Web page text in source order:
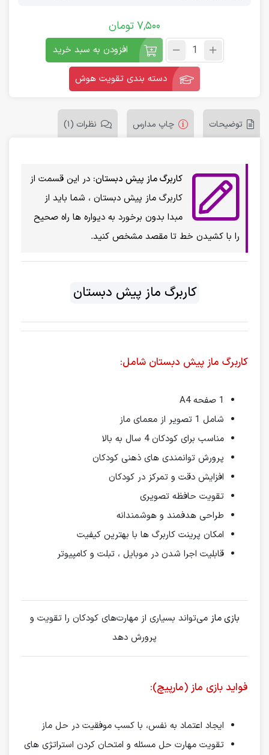
7,500تومان
افزودن به سبد خرید
دسته بندی تقویت هوش
توضیحات چاپ مدارس نظرات (1)
کاربرگ ماز پیش دبستان: در این قسمت از
کاربرگ ماز پیش دبستان ، شما باید از
مبدا بدون برخورد به دیواره ها راه صحیح
را با کشیدن خط تا مقصد مشخص کنید.
کاربرگ ماز پیش دبستان
کاربرگ ماز پیش دبستان شامل:
1 صفحه A4
شامل 1 تصویر از معمای ماز
مناسب برای کودکان 4 سال به بالا
پرورش توانمندی های ذهنی کودکان
افزایش دقت و تمرکز در کودکان
تقویت حافظه تصویری
طراحی هدفمند و هوشمندانه
امکان پرینت کاربرگ ها با بهترین کیفیت
قابلیت اجرا شدن در موبایل ، تبلت و کامپیوتر
بازی ماز می‌تواند بسیاری از مهارت‌های کودکان را تقویت و
پرورش دهد
فواید بازی ماز (مارپیچ):
ایجاد اعتماد به نفس، با کسب موفقیت در حل ماز
تقویت مهارت حل مسئله و امتحان کردن استراتژی های